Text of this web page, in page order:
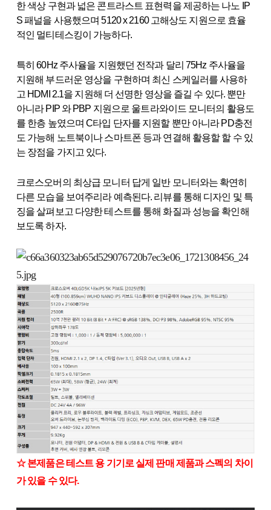
한 색상 구현과 넓은 콘트라스트 표현력을 제공하는 나노 IP
S 패널을 사용했으며 5120 x 2160 고해상도 지원으로 효율
적인 멀티테스킹이 가능하다.
특히 60Hz 주사율을 지원했던 전작과 달리 75Hz 주사율을
지원해 부드러운 영상을 구현하며 최신 스케일러를 사용하
고 HDMI 2.1을 지원해 더 선명한 영상을 즐길 수 있다. 뿐만
아니라 PIP 와 PBP 지원으로 울트라와이드 모니터의 활용도
를 한층 높였으며 C타입 단자를 지원할 뿐만 아니라 PD충전
도 가능해 노트북이나 스마트폰 등과 연결해 활용할 할 수 있
는 장점을 가지고 있다.
크로스오버의 최상급 모니터 답게 일반 모니터와는 확연히
다른 모습을 보여주리라 예측된다. 리뷰를 통해 디자인 및 특
징을 살펴보고 다양한 테스트를 통해 화질과 성능을 확인해
보도록 하자.
☆ 본제품은 테스트 용 기기로 실제 판매 제품과 스펙의 차이
가 있을 수 있다.